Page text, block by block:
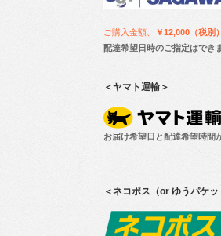
ご購入金額、
￥12,000（税別
配達希望日時のご指定はでき
＜ヤマト運輸＞
お届け希望日と配達希望時間
＜ネコポス（or ゆうパケッ